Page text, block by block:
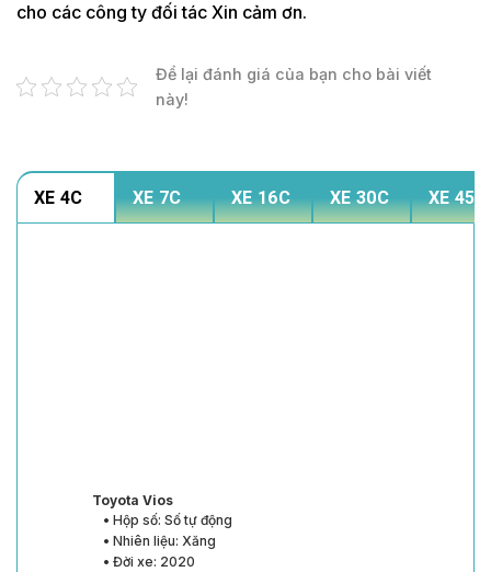
cho các công ty đối tác Xin cảm ơn.
Để lại đánh giá của bạn cho bài viết
này!
XE 4C XE 7C XE 16C XE 30C XE 45C
Toyota Vios
• Hộp số: Số tự động
• Nhiên liệu: Xăng
• Đời xe: 2020